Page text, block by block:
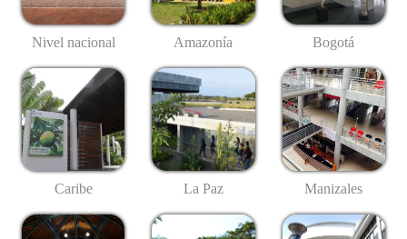
Nivel nacional Amazonía Bogotá
Caribe La Paz Manizales